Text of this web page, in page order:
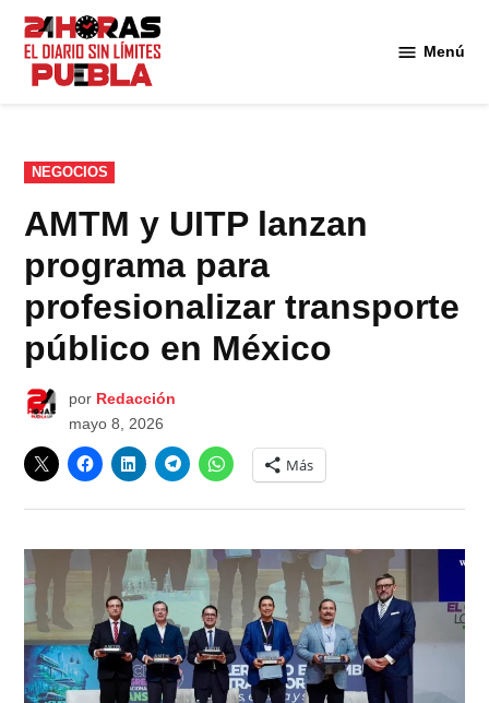
Saltar
contenido
Menú
PUBLICADO
EN
NEGOCIOS
AMTM y UITP lanzan
programa para
profesionalizar transporte
público en México
por Redacción
mayo 8, 2026
Más